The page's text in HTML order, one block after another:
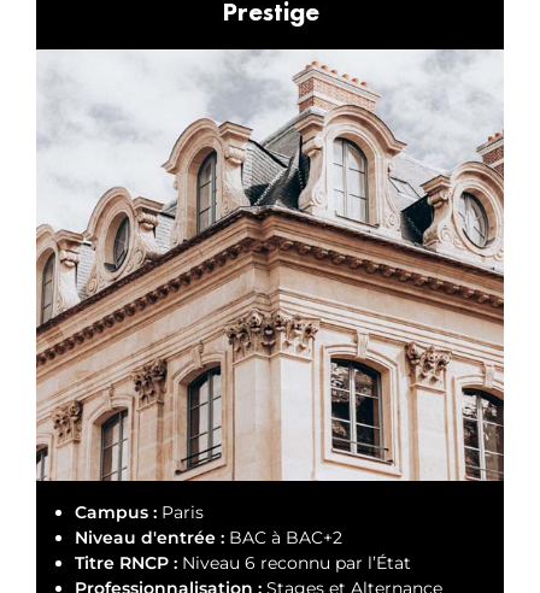
Prestige
Campus : Paris
Niveau d'entrée : BAC à BAC+2
Titre RNCP : Niveau 6 reconnu par l’État
Professionnalisation : Stages et Alternance